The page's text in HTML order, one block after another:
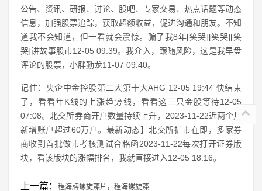
公告、资讯、研报、讨论、股吧、专家交易、热点话题等动态
信息，加强股票追踪，获取超额收益，促进沟通和朋友。不知
道我不会知道，但一看就会震惊。骗了我8年[笑哭][笑哭][笑
哭]讲故事股市12-05 09:39。我介入，跟随风险，这是我早盘
评论的股票，小胖勤龙11-07 09:40。
记住：央企中金控股第二大第十大AHG 12-05 19:44 快结束
了，看看年K线的上涨趋势线，看看这三只金股等待12-05
07:08。北交所券商开户数量持续上升，2023-11-22近两个月
新增账户超过60万户。最新动态】北交所扩市在即，多家券
商收到首批做市考核测试合格函2023-11-22每次打开证券版
块，看该版块的涨幅排名，我就直接进入12-05 18:16。
上一篇： 程海牌螺旋藻片，程海螺旋藻